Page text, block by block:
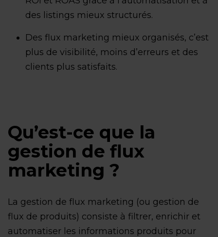
des listings mieux structurés.
Des flux marketing mieux organisés, c’est
plus de visibilité, moins d’erreurs et des
clients plus satisfaits.
Qu’est-ce que la
gestion de flux
marketing ?
La gestion de flux marketing (ou gestion de
flux de produits) consiste à filtrer, enrichir et
automatiser les informations produits pour